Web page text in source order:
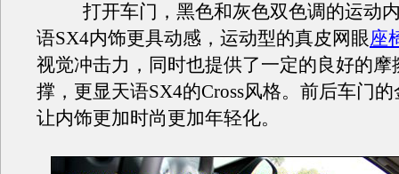
打开车门，黑色和灰色双色调的运动内
语SX4内饰更具动感，运动型的真皮网眼座
视觉冲击力，同时也提供了一定的良好的摩
撑，更显天语SX4的Cross风格。前后车门
让内饰更加时尚更加年轻化。